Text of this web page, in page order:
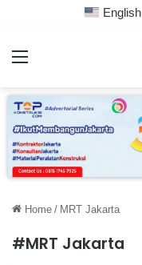
English
Home / MRT Jakarta
#MRT Jakarta